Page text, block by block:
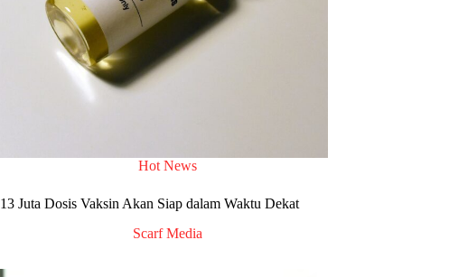
Hot News
13 Juta Dosis Vaksin Akan Siap dalam Waktu Dekat
Scarf Media